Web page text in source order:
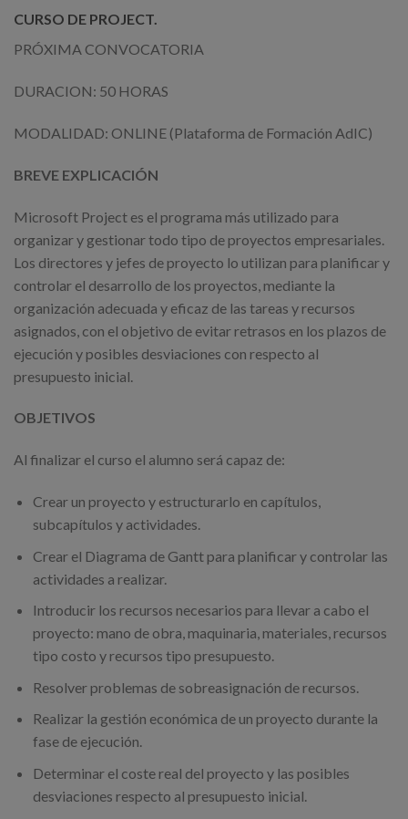
CURSO DE PROJECT.
PRÓXIMA CONVOCATORIA
DURACION: 50 HORAS
MODALIDAD: ONLINE (Plataforma de Formación AdIC)
BREVE EXPLICACIÓN
Microsoft Project es el programa más utilizado para
organizar y gestionar todo tipo de proyectos empresariales.
Los directores y jefes de proyecto lo utilizan para planificar y
controlar el desarrollo de los proyectos, mediante la
organización adecuada y eficaz de las tareas y recursos
asignados, con el objetivo de evitar retrasos en los plazos de
ejecución y posibles desviaciones con respecto al
presupuesto inicial.
OBJETIVOS
Al finalizar el curso el alumno será capaz de:
Crear un proyecto y estructurarlo en capítulos,
subcapítulos y actividades.
Crear el Diagrama de Gantt para planificar y controlar las
actividades a realizar.
Introducir los recursos necesarios para llevar a cabo el
proyecto: mano de obra, maquinaria, materiales, recursos
tipo costo y recursos tipo presupuesto.
Resolver problemas de sobreasignación de recursos.
Realizar la gestión económica de un proyecto durante la
fase de ejecución.
Determinar el coste real del proyecto y las posibles
desviaciones respecto al presupuesto inicial.